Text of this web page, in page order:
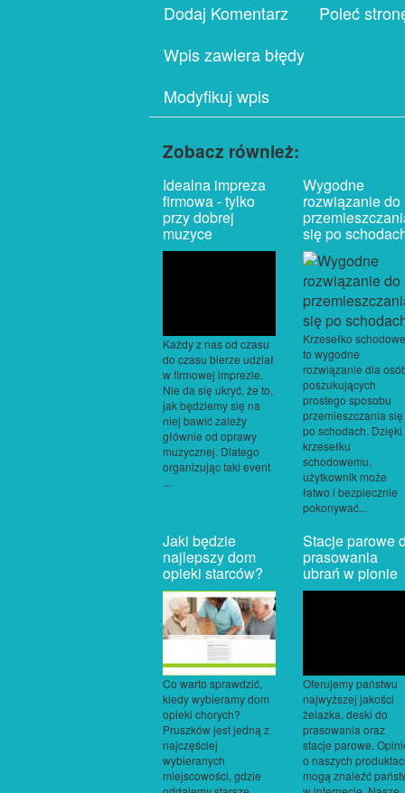
Dodaj Komentarz
Poleć
Wpis zawiera błędy
Modyfikuj wpis
Zobacz również:
Idealna impreza
firmowa - tylko
przy dobrej
muzyce
Każdy z nas od czasu
do czasu bierze udział
w firmowej imprezie.
Nie da się ukryć, że to,
jak będziemy się na
niej bawić zależy
głównie od oprawy
muzycznej. Dlatego
organizując taki event
...
Wygodne
rozwiązanie do
się po
Krzesełko schodowe
to wygodne
rozwiązanie dla
poszukujących
prostego sposobu
przemieszczania się
po schodach. Dzięki
krzesełku
schodowemu,
użytkownik może
łatwo i bezpiecznie
pokonywać...
Jaki będzie
najlepszy dom
opieki starców?
Co warto sprawdzić,
kiedy wybieramy dom
opieki chorych?
Pruszków jest jedną z
najczęściej
wybieranych
miejscowości, gdzie
Stacje parowe
prasowania
ubrań w pionie
Oferujemy państwu
najwyższej jakości
żelazka, deski do
prasowania oraz
stacje parowe.
o naszych
mogą znaleźć